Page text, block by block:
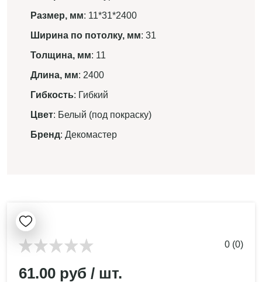
Размер, мм: 11*31*2400
Ширина по потолку, мм: 31
Толщина, мм: 11
Длина, мм: 2400
Гибкость: Гибкий
Цвет: Белый (под покраску)
Бренд: Декомастер
0 (0)
61.00 руб / шт.